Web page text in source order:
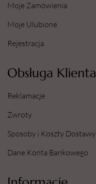
Moje Zamówienia
Moje Ulubione
Rejestracja
Obsługa Klienta
Reklamacje
Zwroty
Sposoby i Koszty Dostawy
Dane Konta Bankowego